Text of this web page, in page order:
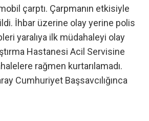
çarptı. Çarpmanın etkisiyle
İhbar üzerine olay yerine polis
yaralıya ilk müdahaleyi olay
Hastanesi Acil Servisine
rağmen kurtarılamadı.
Cumhuriyet Başsavcılığınca